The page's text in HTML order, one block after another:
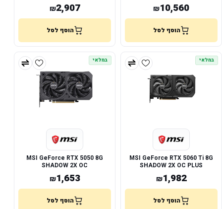
₪10,560
הוסף לסל
₪2,907
הוסף לסל
במלאי
MSI GeForce RTX 5060 Ti 8G
SHADOW 2X OC PLUS
₪1,982
הוסף לסל
במלאי
MSI GeForce RTX 5050 8G
SHADOW 2X OC
₪1,653
הוסף לסל